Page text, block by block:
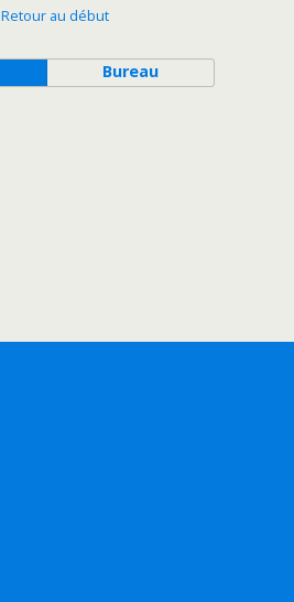
Retour au début
Bureau